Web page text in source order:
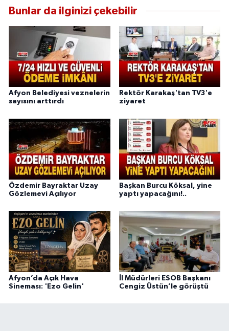
Bunlar da ilginizi çekebilir
Afyon Belediyesi veznelerin
sayısını arttırdı
Rektör Karakaş'tan TV3'e
ziyaret
Özdemir Bayraktar Uzay
Gözlemevi Açılıyor
Başkan Burcu Köksal, yine
yaptı yapacağını!..
Afyon’da Açık Hava
Sineması: 'Ezo Gelin'
İl Müdürleri ESOB Başkanı
Cengiz Üstün’le görüştü